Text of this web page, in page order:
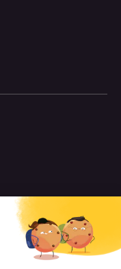
- 2ème étage